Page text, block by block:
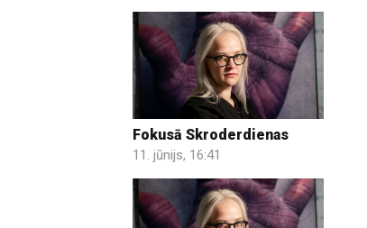
Fokusā Skroderdienas
11. jūnijs, 16:41